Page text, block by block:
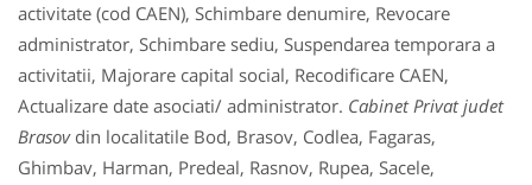
activitate (cod CAEN), Schimbare denumire, Revocare
administrator, Schimbare sediu, Suspendarea temporara a
activitatii, Majorare capital social, Recodificare CAEN,
Actualizare date asociati/ administrator. Cabinet Privat judet
Brasov din localitatile Bod, Brasov, Codlea, Fagaras,
Ghimbav, Harman, Predeal, Rasnov, Rupea, Sacele,